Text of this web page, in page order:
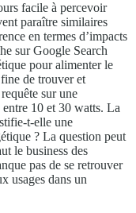
facile à percevoir
paraître similaires
en termes d’impacts
sur Google Search
pour alimenter le
de trouver et
sur une
10 et 30 watts. La
t-elle une
? La question peut
le business des
pas de se retrouver
usages dans un